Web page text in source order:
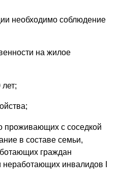
необходимо соблюдение
на жилое
проживающих с соседкой
в составе семьи,
граждан
неработающих инвалидов I